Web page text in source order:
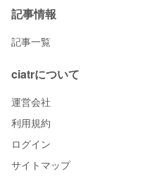
記事情報
記事一覧
ciatrについて
運営会社
利用規約
ログイン
サイトマップ